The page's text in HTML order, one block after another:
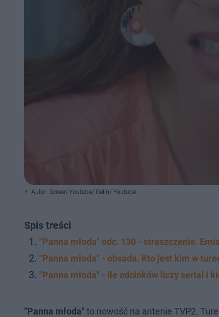
Autor: Screen Youtube/ Gelin/ Youtube
Spis treści
"Panna młoda" odc. 130 - streszczenie.
"Panna młoda" - obsada. Kto jest kim w
"Panna młoda" - ile odcinków liczy serial i
"Panna młoda" to nowość na antenie TVP2.